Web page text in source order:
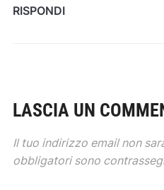
RISPONDI
LASCIA UN
Il tuo indirizzo email non
obbligatori sono